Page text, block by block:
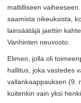
maltilliseen
saamista oikeuksista,
lainsäätäjä jaettiin
Vanhinten neuvosto.
Elimen, jolla oli
hallitus, joka vastedes
vallankaappauksen (9.
kuitenkin vain yksi